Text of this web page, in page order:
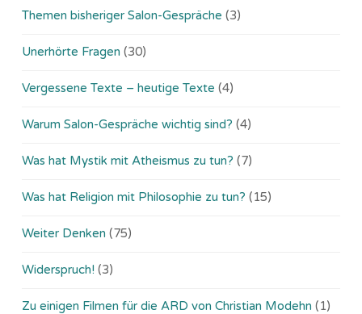
Themen bisheriger Salon-Gespräche (3)
Unerhörte Fragen (30)
Vergessene Texte – heutige Texte (4)
Warum Salon-Gespräche wichtig sind? (4)
Was hat Mystik mit Atheismus zu tun? (7)
Was hat Religion mit Philosophie zu tun? (15)
Weiter Denken (75)
Widerspruch! (3)
Zu einigen Filmen für die ARD von Christian Modehn (1)